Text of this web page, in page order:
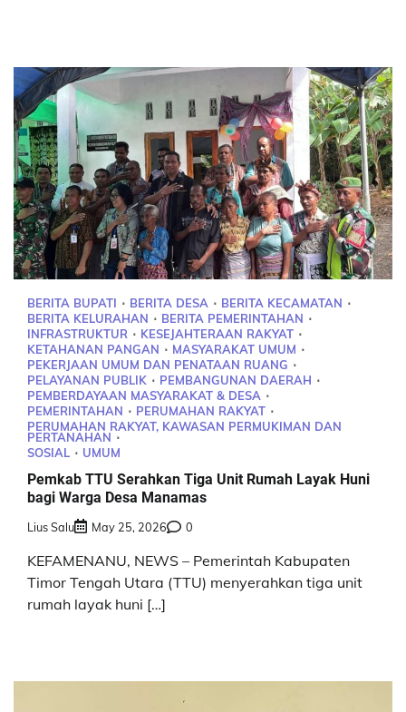
BERITA BUPATI BERITA DESA
BERITA KECAMATAN
BERITA KELURAHAN
BERITA PEMERINTAHAN
INFRASTRUKTUR
KESEJAHTERAAN RAKYAT
KETAHANAN PANGAN
MASYARAKAT UMUM
PEKERJAAN UMUM DAN PENATAAN RUANG
PELAYANAN PUBLIK
PEMBANGUNAN DAERAH
PEMBERDAYAAN MASYARAKAT & DESA
PEMERINTAHAN
PERUMAHAN RAKYAT
PERUMAHAN RAKYAT, KAWASAN PERMUKIMAN DAN
PERTANAHAN
SOSIAL
UMUM
Pemkab TTU Serahkan Tiga Unit Rumah Layak Huni
bagi Warga Desa Manamas
Lius Salu May 25, 2026 0
KEFAMENANU, NEWS – Pemerintah Kabupaten
Timor Tengah Utara (TTU) menyerahkan tiga unit
rumah layak huni […]